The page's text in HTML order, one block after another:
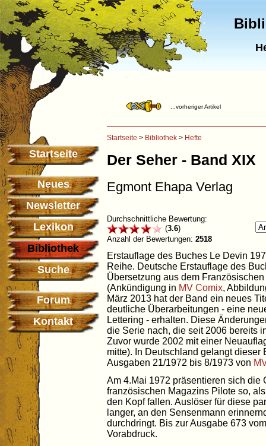
Startseite
Neues
Newsletter
Lexikon
Bibliothek
Suche
Forum
Kontakt
...vorheriger Artikel
Startseite > Bibliothek > Hefte
Der Seher - Band XIX
Egmont Ehapa Verlag
Durchschnittliche Bewertung:
(3.6)
Anzahl der Bewertungen: 2518
Erstauflage des Buches Le Devin
Reihe. Deutsche Erstauflage des
Übersetzung aus dem
(Ankündigung in MV Comix,
März 2013 hat der Band ein neues
deutliche Überarbeitungen - eine
Lettering - erhalten. Diese
die Serie nach, die seit 2006 bereits
Zuvor wurde 2002 mit einer
mitte). In Deutschland gelangt
Ausgaben 21/1972 bis 8/1973 von
Am 4.Mai 1972 präsentieren sich die
französischen Magazins Pilote so,
den Kopf fallen. Auslöser für diese
langer, an den Sensenmann
durchdringt. Bis zur Ausgabe 673
Vorabdruck.